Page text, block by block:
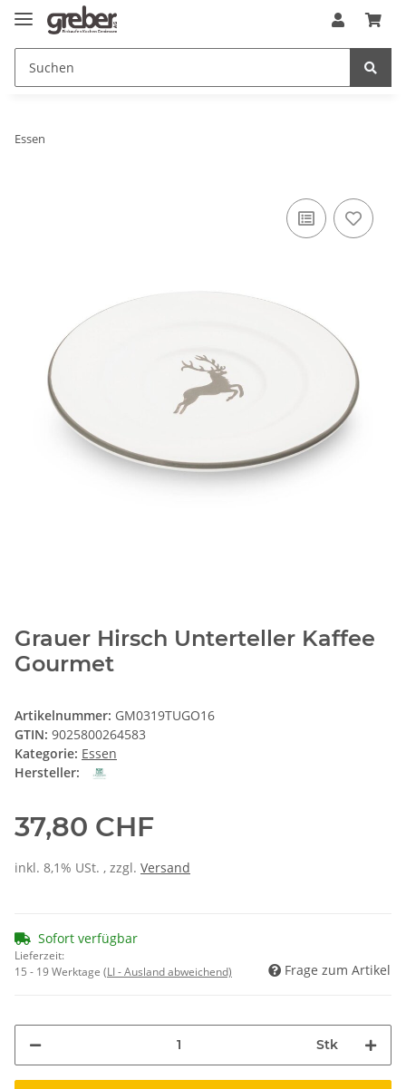
Essen
Grauer Hirsch Unterteller Kaffee
Gourmet
Artikelnummer: GM0319TUGO16
GTIN: 9025800264583
Kategorie: Essen
Hersteller:
37,80 CHF
inkl. 8,1% USt. , zzgl. Versand
Sofort verfügbar
Lieferzeit:
15 - 19 Werktage (LI - Ausland abweichend) Frage zum Artikel
Stk